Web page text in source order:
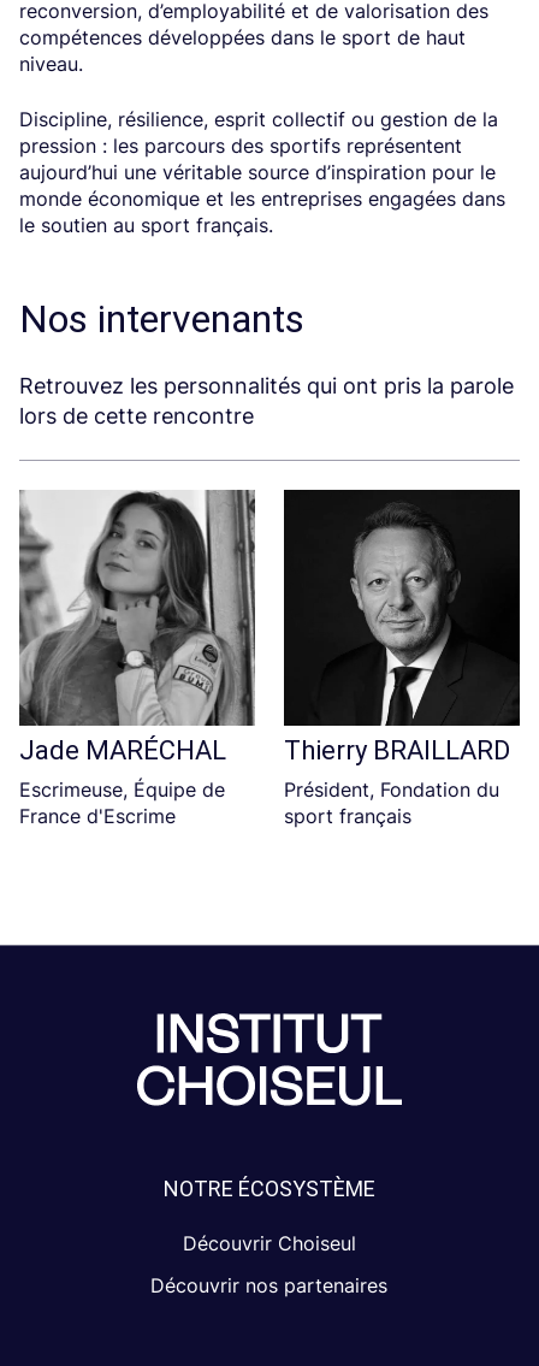
reconversion, d’employabilité et de valorisation des
compétences développées dans le sport de haut
niveau.
Discipline, résilience, esprit collectif ou gestion de la
pression : les parcours des sportifs représentent
aujourd’hui une véritable source d’inspiration pour le
monde économique et les entreprises engagées dans
le soutien au sport français.
Nos intervenants
Retrouvez les personnalités qui ont pris la parole
lors de cette rencontre
Jade MARÉCHAL
Escrimeuse, Équipe de
France d'Escrime
Thierry BRAILLARD
Président, Fondation du
sport français
NOTRE ÉCOSYSTÈME
Découvrir Choiseul
Découvrir nos partenaires